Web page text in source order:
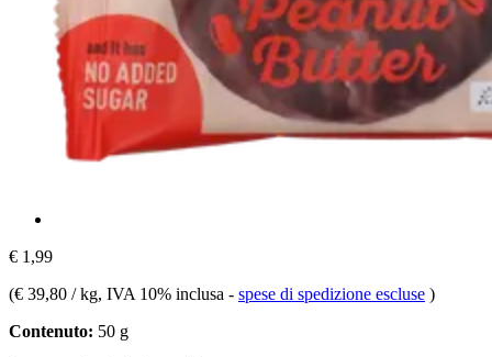
€ 1,99
(€ 39,80 / kg, IVA 10% inclusa - spese di spedizione escluse )
Contenuto: 50 g